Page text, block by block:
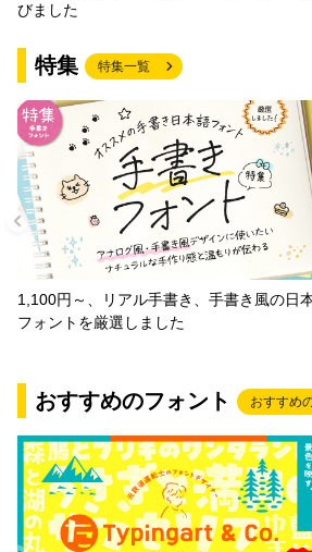
びました
特集 特集一覧
1,100円～、リアル手書き、手書き風の日
フォントを厳選しました
おすすめのフォント おすすめ